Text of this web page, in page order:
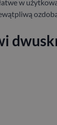
w